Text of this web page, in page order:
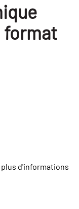
format
d'informations